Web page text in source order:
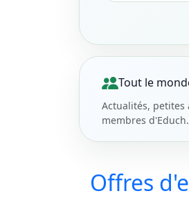
Tout le
Actualités, petites
membres
Offres